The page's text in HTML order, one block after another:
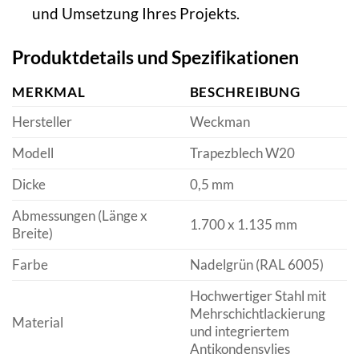
und Umsetzung Ihres Projekts.
Produktdetails und Spezifikationen
MERKMAL
BESCHREIBUNG
Hersteller
Weckman
Modell
Trapezblech W20
Dicke
0,5 mm
Abmessungen (Länge x
Breite)
1.700 x 1.135 mm
Farbe Nadelgrün (RAL 6005)
Material
Hochwertiger Stahl mit
Mehrschichtlackierung
und integriertem
Antikondensvlies